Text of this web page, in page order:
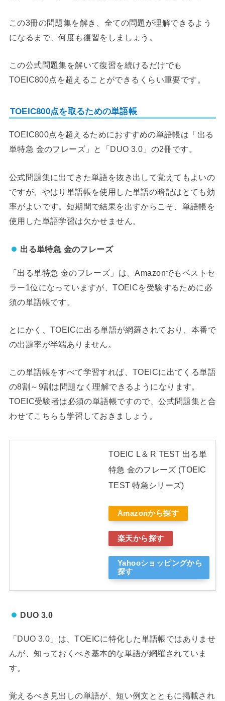
この3冊の問題集を解き、全ての問題が理解できるよう
になるまで、何度も復習をしましょう。
この公式問題集を解いて復習を続けるだけでも
TOEIC800点を超えることができるくらい重要です。
TOEIC800点を取るための単語帳
TOEIC800点を超えるためにおすすめの単語帳は「出る
単特急 金のフレーズ」と「DUO 3.0」の2冊です。
公式問題集に出てきた単語を抜き出して覚えてもよいの
ですが、やはり単語帳を使用した単語の暗記はとても効
率がよいです。短期間で結果を出すからこそ、単語帳を
使用した単語学習は欠かせません。
出る単特急 金のフレーズ
「出る単特急 金のフレーズ」は、Amazonでもベストセ
ラー1位になっていますが、TOEICを受験するために必
須の単語帳です。
とにかく、TOEICに出る単語が網羅されており、本番で
の出題率が半端ありません。
この単語帳をすべて学習すれば、TOEICに出てくる単語
の8割～9割は問題なく理解できるようになります。
TOEIC受験者は必須の単語帳ですので、公式問題集と合
わせてこちらも学習しておきましょう。
TOEIC L & R TEST 出る単
特急 金のフレーズ (TOEIC
TEST 特急シリーズ)
Amazonから探す
楽天から探す
Yahooショッピングから
探す
DUO 3.0
「DUO 3.0」は、TOEICに特化した単語帳ではありませ
んが、知っておくべき基本的な単語が網羅されていま
す。
覚えるべき見出しの単語が、短い例文とともに掲載され